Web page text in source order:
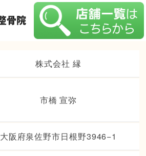
株式会社 縁
市橋 宣弥
大阪府泉佐野市日根野3946−1